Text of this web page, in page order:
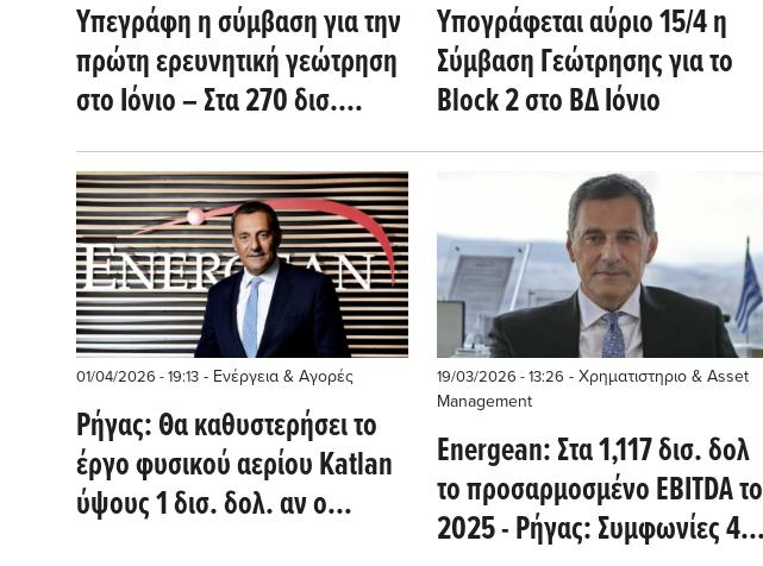
Υπεγράφη η σύμβαση για την
πρώτη ερευνητική γεώτρηση
στο Ιόνιο – Στα 270 δισ.
κυβικά μέτρα η δυναμική του
αερίου
Υπογράφεται αύριο 15/4 η
Σύμβαση Γεώτρησης για το
Block 2 στο ΒΔ Ιόνιο ‎
01/04/2026 - 19:13 - Ενέργεια & Αγορές
Ρήγας: Θα καθυστερήσει το
έργο φυσικού αερίου Katlan
ύψους 1 δισ. δολ. αν ο
19/03/2026 - 13:26 - Χρηματιστηριο & Asset
Management
Energean: Στα 1,117 δισ. δολ
το προσαρμοσμένο EBITDA το
2025 - Ρήγας: Συμφωνίες 4